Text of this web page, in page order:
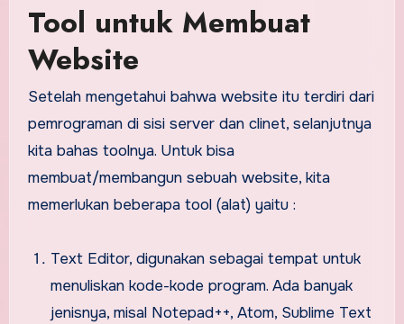
Tool untuk Membuat
Website
Setelah mengetahui bahwa website itu terdiri dari
pemrograman di sisi server dan clinet, selanjutnya
kita bahas toolnya. Untuk bisa
membuat/membangun sebuah website, kita
memerlukan beberapa tool (alat) yaitu :
Text Editor, digunakan sebagai tempat untuk
menuliskan kode-kode program. Ada banyak
jenisnya, misal Notepad++, Atom, Sublime Text